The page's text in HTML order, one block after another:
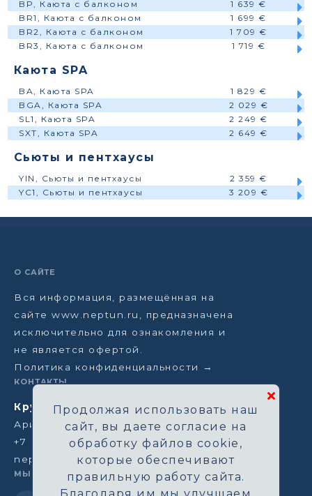
BP, Каюта с балконом
1 639 €
BR1, Каюта с балконом
1 699 €
BR2, Каюта с балконом
1 709 €
BR3, Каюта с балконом
1 719 €
Каюта SPA
BA, Каюта SPA
1 829 €
BGA, Каюта SPA
2 029 €
SL1, Каюта SPA
2 249 €
SXT, Каюта SPA
2 649 €
Сьюты и пентхаусы
YIN, Сьюты и пентхаусы
2 359 €
YC1, Сьюты и пентхаусы
3 209 €
О САЙТЕ
Вся информация, размещённая на
сайте www.neptun.ru, предназначена
исключительно для ознакомления и
не является офертой.
Политика конфиденциальности →
КОНТАКТЫ
Круизная компания Нептун
Аристарховский пер, 3/1, Москва
+7 (964) 583-14-96
neptun@aha.ru
МЫ В СЕТИ
Продолжая использовать наш
сайт, вы даете согласие на
обработку файлов cookie,
которые обеспечивают
правильную работу сайта.